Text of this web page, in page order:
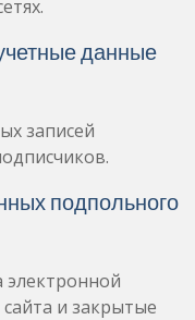
данные
записей
подпольного
электронной
и закрытые